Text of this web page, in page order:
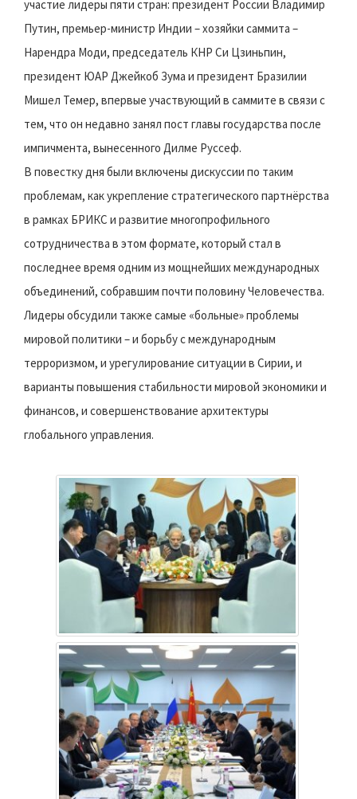
участие лидеры пяти стран: президент России Владимир
Путин, премьер-министр Индии – хозяйки саммита –
Нарендра Моди, председатель КНР Си Цзиньпин,
президент ЮАР Джейкоб Зума и президент Бразилии
Мишел Темер, впервые участвующий в саммите в связи с
тем, что он недавно занял пост главы государства после
импичмента, вынесенного Дилме Руссеф.
В повестку дня были включены дискуссии по таким
проблемам, как укрепление стратегического партнёрства
в рамках БРИКС и развитие многопрофильного
сотрудничества в этом формате, который стал в
последнее время одним из мощнейших международных
объединений, собравшим почти половину Человечества.
Лидеры обсудили также самые «больные» проблемы
мировой политики – и борьбу с международным
терроризмом, и урегулирование ситуации в Сирии, и
варианты повышения стабильности мировой экономики и
финансов, и совершенствование архитектуры
глобального управления.